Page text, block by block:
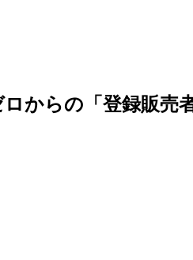
からの「登録販売